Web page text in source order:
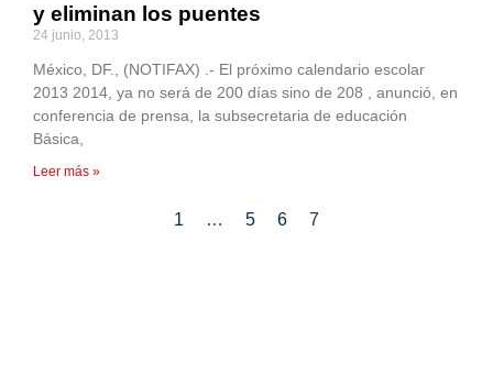
y eliminan los puentes
24 junio, 2013
México, DF., (NOTIFAX) .- El próximo calendario escolar
2013 2014, ya no será de 200 días sino de 208 , anunció, en
conferencia de prensa, la subsecretaria de educación
Básica,
Leer más »
1 … 5 6 7